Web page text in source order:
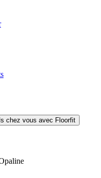
chez vous avec Floorfit